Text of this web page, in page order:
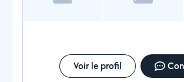
Voir le profil